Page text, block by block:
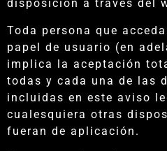
disposición a través del
Toda persona que
papel de usuario (en
implica la aceptación
todas y cada una de las
incluidas en este aviso
cualesquiera otras
fueran de aplicación.